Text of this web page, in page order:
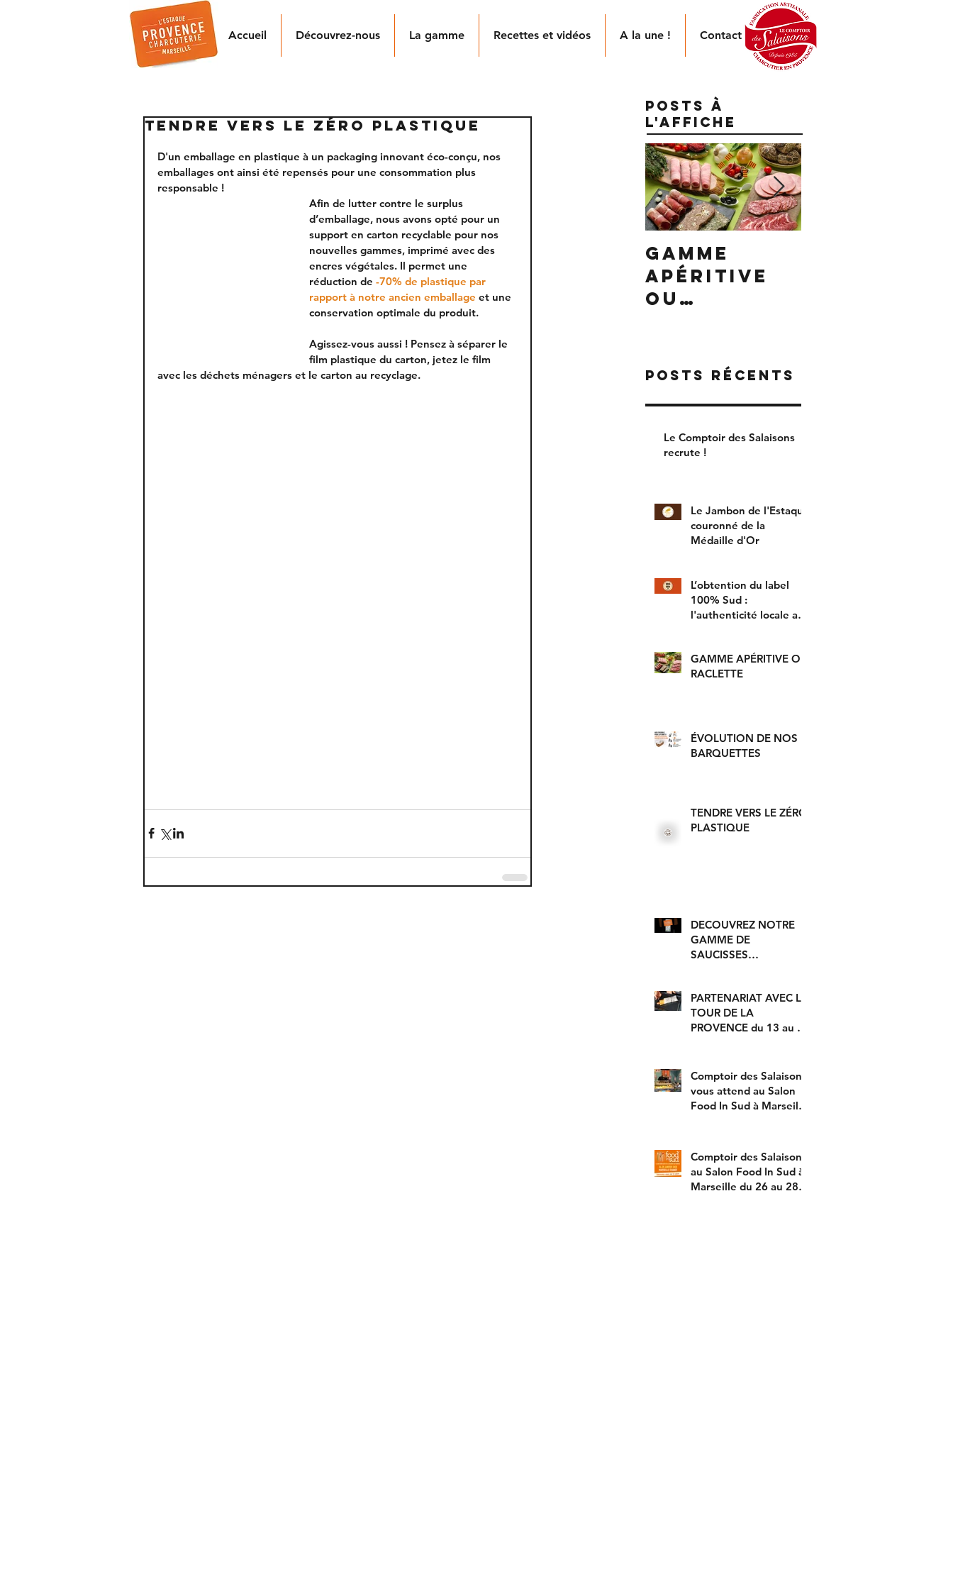
Accueil Découvrez-nous La gamme Recettes et vidéos A la une ! Contact
TENDRE VERS LE ZÉRO PLASTIQUE
D'un emballage en plastique à un packaging innovant éco-conçu, nos
emballages ont ainsi été repensés pour une consommation plus
responsable !
Afin de lutter contre le surplus
d’emballage, nous avons opté pour un
support en carton recyclable pour nos
nouvelles gammes, imprimé avec des
encres végétales. Il permet une
réduction de -70% de plastique par
rapport à notre ancien emballage et une
conservation optimale du produit.
Agissez-vous aussi ! Pensez à séparer le
film plastique du carton, jetez le film
avec les déchets ménagers et le carton au recyclage.
Posts à
l'affiche
GAMME
APÉRITIVE
OU
Posts Récents
Le Comptoir des Salaisons
recrute !
Le Jambon de l'Estaque
couronné de la
Médaille d'Or
L’obtention du label
100% Sud :
l'authenticité locale au
GAMME APÉRITIVE OU
RACLETTE
ÉVOLUTION DE NOS
BARQUETTES
TENDRE VERS LE ZÉRO
PLASTIQUE
DECOUVREZ NOTRE
GAMME DE
SAUCISSES
PARTENARIAT AVEC LE
TOUR DE LA
PROVENCE du 13 au 16
NOS SAUCISS
Comptoir des Salaisons
vous attend au Salon
Food In Sud à Marseille
Comptoir des Salaisons
au Salon Food In Sud à
Marseille du 26 au 28